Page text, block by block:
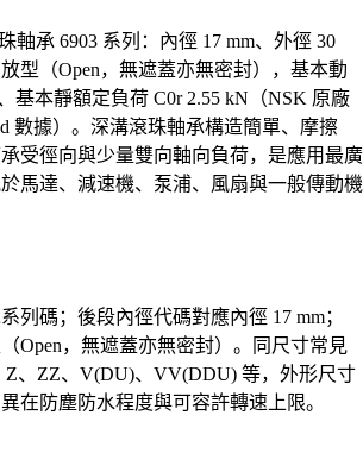
軸承 6903 系列：內徑 17 mm、外徑 30
型（Open，無遮蓋亦無密封），基本動
基本靜額定負荷 C0r 2.55 kN（NSK 原廠
數據）。深溝滾珠軸承構造簡單、摩擦
受徑向與少量雙向軸向負荷，是應用最廣
馬達、減速機、泵浦、風扇與一般傳動機
列碼；後段內徑代碼對應內徑 17 mm；
Open，無遮蓋亦無密封）。同尺寸常見
Z、ZZ、V(DU)、VV(DDU) 等，外形尺寸
在防塵防水程度與可容許轉速上限。